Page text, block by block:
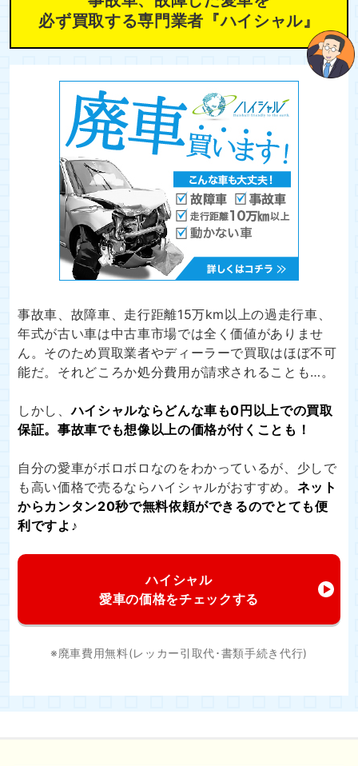
必ず買取する専門業者『ハイシャル』
事故車、故障車、走行距離15万km以上の過走行車、
年式が古い車は中古車市場では全く価値がありませ
ん。そのため買取業者やディーラーで買取はほぼ不可
能だ。それどころか処分費用が請求されることも…。
しかし、ハイシャルならどんな車も0円以上での買取
保証。事故車でも想像以上の価格が付くことも！
自分の愛車がボロボロなのをわかっているが、少しで
も高い価格で売るならハイシャルがおすすめ。 ネット
からカンタン20秒で無料依頼ができるのでとても便
利ですよ♪
ハイシャル
愛車の価格をチェックする
※廃車費用無料(レッカー引取代･書類手続き代行)